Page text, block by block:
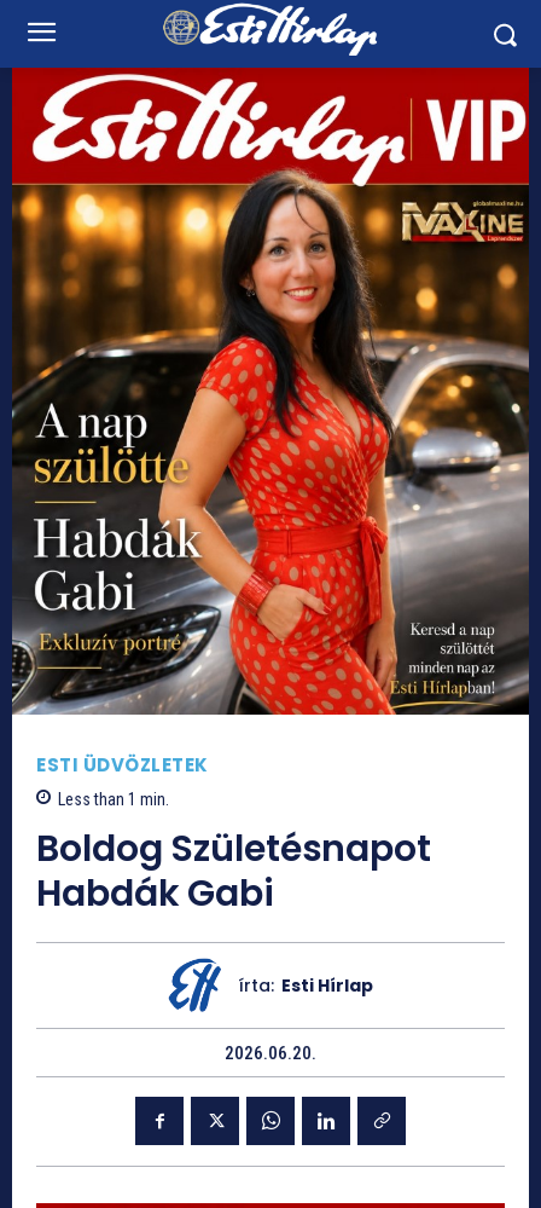
ESTI ÜDVÖZLETEK
Less than 1 min.
Boldog Születésnapot
Habdák Gabi
írta: Esti Hírlap
2026.06.20.